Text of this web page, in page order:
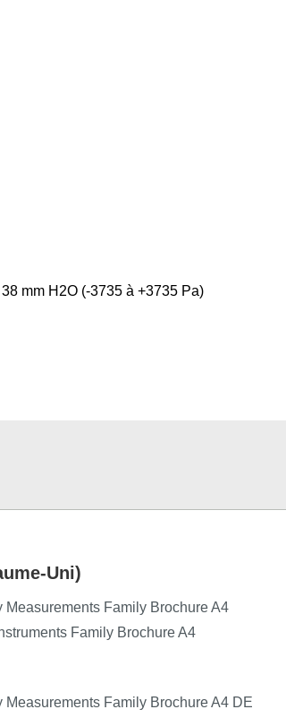
mm H2O (-3735 à +3735 Pa)
Uni)
Measurements Family Brochure A4
Family Brochure A4
Measurements Family Brochure A4 DE